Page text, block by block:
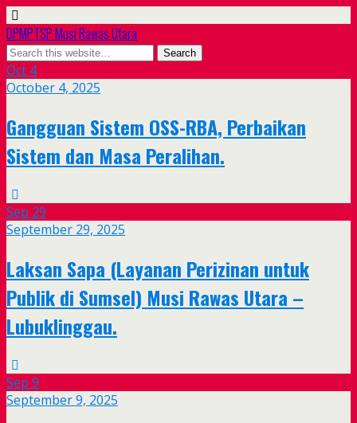
DPMPTSP Musi Rawas Utara
Oct 4
October 4, 2025
Gangguan Sistem OSS-RBA, Perbaikan
Sistem dan Masa Peralihan.
Sep 29
September 29, 2025
Laksan Sapa (Layanan Perizinan untuk
Publik di Sumsel) Musi Rawas Utara –
Lubuklinggau.
Sep 9
September 9, 2025